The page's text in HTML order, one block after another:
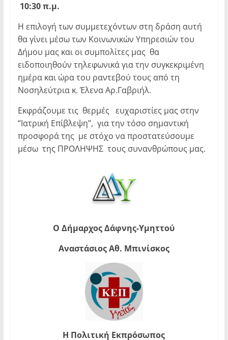
10:30 π.μ.
Η επιλογή των συμμετεχόντων στη δράση αυτή
θα γίνει μέσω των Κοινωνικών Υπηρεσιών του
Δήμου μας και οι συμπολίτες μας θα
ειδοποιηθούν τηλεφωνικά για την συγκεκριμένη
ημέρα και ώρα του ραντεβού τους από τη
Νοσηλεύτρια κ. Έλενα Αρ.Γαβριήλ.
Εκφράζουμε τις θερμές ευχαριστίες μας στην
‘’Ιατρική Επίβλεψη’’, για την τόσο σημαντική
προσφορά της με στόχο να προστατεύσουμε
μέσω της ΠΡΟΛΗΨΗΣ τους συνανθρώπους μας.
Ο Δήμαρχος Δάφνης-Υμηττού
Αναστάσιος Αθ. Μπινίσκος
Η Πολιτική Εκπρόσωπος